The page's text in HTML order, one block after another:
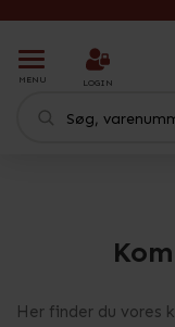
T
o
g
t
MENU LOGIN
Her finder du vores